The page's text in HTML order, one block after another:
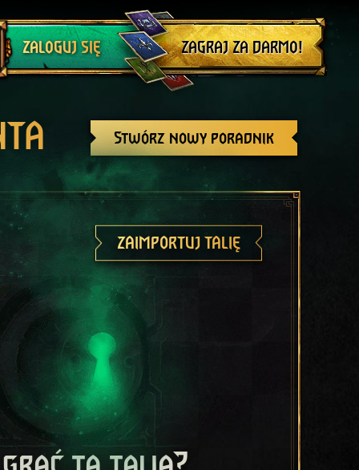
ZALOGUJ SIĘ
Wyloguj się
ZAGRAJ ZA DARMO!
Stwórz nowy poradnik
ZAIMPORTUJ TALIĘ